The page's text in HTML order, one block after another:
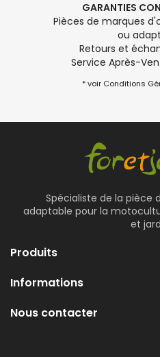
GARANTIES
Pièces de marques
ou
Retours et
Service Après-
* voir Conditions
Spécialiste de la pièce
adaptable pour la
et
Produits
Informations
Nous contacter